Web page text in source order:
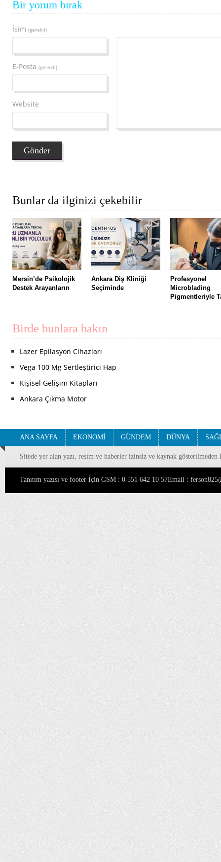
Bir yorum bırak
İsim (gerekli)
E-Posta (gerekli)
Website
Bunlar da ilginizi çekebilir
Mersin’de Psikolojik
Destek Arayanların
Ankara Diş Kliniği
Seçiminde
Profesyonel
Microblading
Pigmentleriyle
Birde bunlara bakın
Lazer Epilasyon Cihazları
Vega 100 Mg Sertleştirici Hap
Kişisel Gelişim Kitapları
Ankara Çıkma Motor
ANA SAYFA EKONOMİ GÜNDEM DÜNYA
Sitede yer alan yazı, resim ve haberler izinsiz ve kaynak gösterilmeden
Tanıtım yazısı ve footer İçin GSM : 0 551 642 10 57Email :